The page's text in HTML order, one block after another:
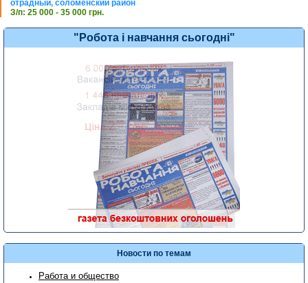
отрадный, соломенский район
З/п: 25 000 - 35 000 грн.
"Робота і навчання сьогодні"
Новости по темам
Работа и общество